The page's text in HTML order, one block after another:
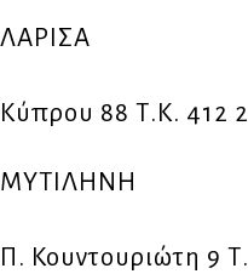
ΛΑΡΙΣΑ
Κύπρου 88 Τ.Κ. 412
ΜΥΤΙΛΗΝΗ
Π. Κουντουριώτη 9